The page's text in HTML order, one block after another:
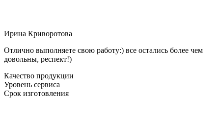
Ирина Криворотова
Отлично выполняете свою работу:) все остались более чем
довольны, респект!)
Качество продукции
Уровень сервиса
Срок изготовления